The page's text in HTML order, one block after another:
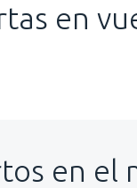
en
en el